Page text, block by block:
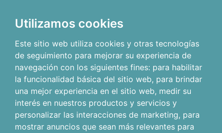
Utilizamos cookies
Este sitio web utiliza cookies y otras tecnologías
de seguimiento para mejorar su experiencia de
navegación con los siguientes fines: para habilitar
la funcionalidad básica del sitio web, para brindar
una mejor experiencia en el sitio web, medir su
interés en nuestros productos y servicios y
personalizar las interacciones de marketing, para
mostrar anuncios que sean más relevantes para